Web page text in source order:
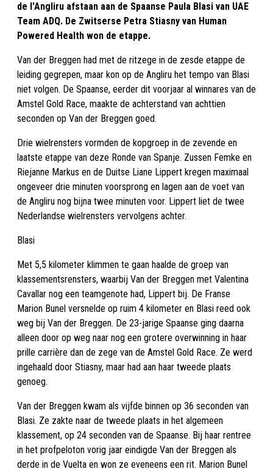
de l'Angliru afstaan aan de Spaanse Paula Blasi van UAE
Team ADQ. De Zwitserse Petra Stiasny van Human
Powered Health won de etappe.
Van der Breggen had met de ritzege in de zesde etappe de
leiding gegrepen, maar kon op de Angliru het tempo van Blasi
niet volgen. De Spaanse, eerder dit voorjaar al winnares van de
Amstel Gold Race, maakte de achterstand van achttien
seconden op Van der Breggen goed.
Drie wielrensters vormden de kopgroep in de zevende en
laatste etappe van deze Ronde van Spanje. Zussen Femke en
Riejanne Markus en de Duitse Liane Lippert kregen maximaal
ongeveer drie minuten voorsprong en lagen aan de voet van
de Angliru nog bijna twee minuten voor. Lippert liet de twee
Nederlandse wielrensters vervolgens achter.
Blasi
Met 5,5 kilometer klimmen te gaan haalde de groep van
klassementsrensters, waarbij Van der Breggen met Valentina
Cavallar nog een teamgenote had, Lippert bij. De Franse
Marion Bunel versnelde op ruim 4 kilometer en Blasi reed ook
weg bij Van der Breggen. De 23-jarige Spaanse ging daarna
alleen door op weg naar nog een grotere overwinning in haar
prille carrière dan de zege van de Amstel Gold Race. Ze werd
ingehaald door Stiasny, maar had aan haar tweede plaats
genoeg.
Van der Breggen kwam als vijfde binnen op 36 seconden van
Blasi. Ze zakte naar de tweede plaats in het algemeen
klassement, op 24 seconden van de Spaanse. Bij haar rentree
in het profpeloton vorig jaar eindigde Van der Breggen als
derde in de Vuelta en won ze eveneens een rit. Marion Bunel